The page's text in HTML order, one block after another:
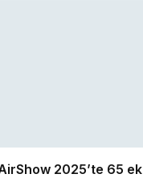
2025’te 65 ek